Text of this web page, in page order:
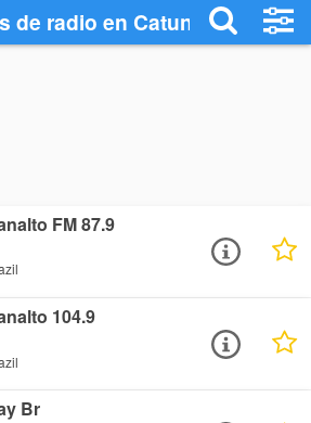
de radio en Catunda -
FM 87.9
104.9
Br